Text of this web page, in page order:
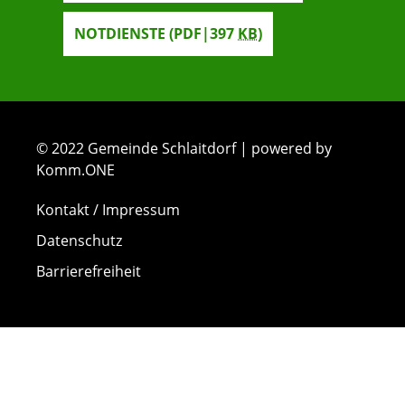
NOTDIENSTE (PDF|397KB)
© 2022 Gemeinde Schlaitdorf | powered by
Komm.ONE
Kontakt / Impressum
Datenschutz
Barrierefreiheit